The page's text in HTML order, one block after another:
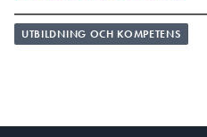
UTBILDNING OCH KOMPETENS